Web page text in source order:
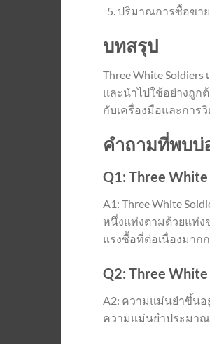
ปริมาณการซื้อขา
บทสรุป
Three White
และนำไปใช้อย่างถูก
กับเครื่องมือและการ
คำถามที่พบบ่
Q1: Three White
A1: Three White
หนึ่งแท่งตามด้วยแท่ง
แรงซื้อที่ต่อเนื่องมาก
Q2: Three
A2: ความแม่นยำขึ้นอ
ความแม่นยำประมาณ